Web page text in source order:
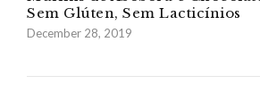
Sem Glúten, Sem Lacticínios
December 28, 2019